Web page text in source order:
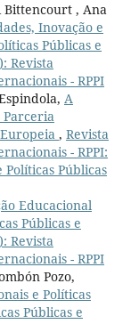
Bittencourt , Ana
Inovação e
Públicas e
Revista
- RPPI
A
Parceria
, Revista
- RPPI:
Públicas
Educacional
Públicas e
Revista
- RPPI
Pozo,
e Políticas
Públicas e